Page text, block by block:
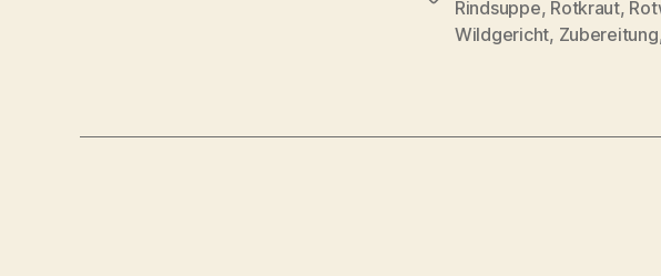
Rindsuppe, Rotkraut,
Wildgericht, Zubereitung